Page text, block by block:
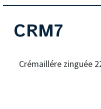
CRM7
Crémaillére zinguée